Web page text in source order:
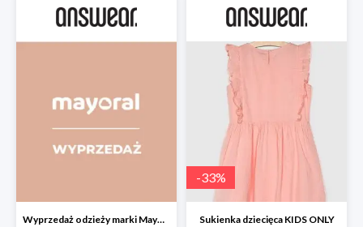
Wyprzedaż odzieży marki Mayoral do -50% w Answear
-33%
Sukienka dziecięca KIDS ONLY